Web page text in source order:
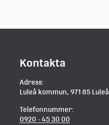
Kontakta
Adress:
Luleå kommun, 971 85 Luleå
Telefonnummer:
0920 - 45 30 00